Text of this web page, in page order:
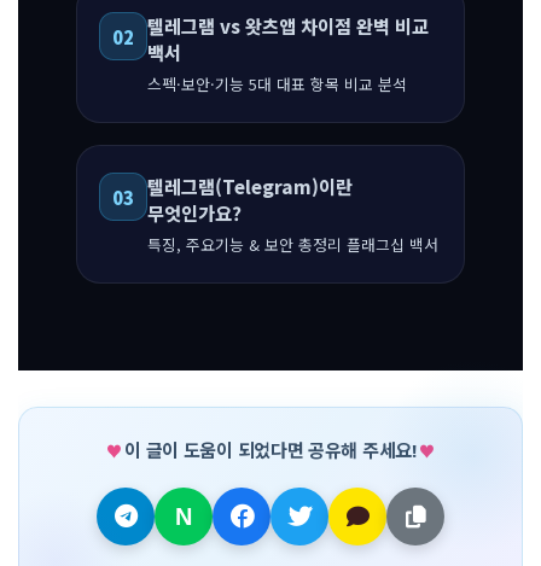
02 텔레그램 vs 왓츠앱 차이점 완벽 비교
백서
스펙·보안·기능 5대 대표 항목 비교 분석
03 텔레그램(Telegram)이란
무엇인가요?
특징, 주요기능 & 보안 총정리 플래그십 백서
이 글이 도움이 되었다면 공유해 주세요!